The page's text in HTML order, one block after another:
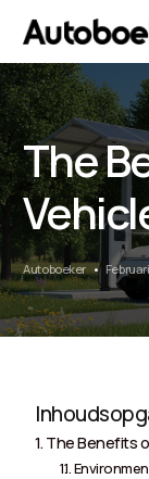
The
Autoboeker
The Benefits
AI